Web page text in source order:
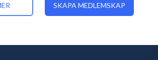
SKAPA MEDLEMSKAP